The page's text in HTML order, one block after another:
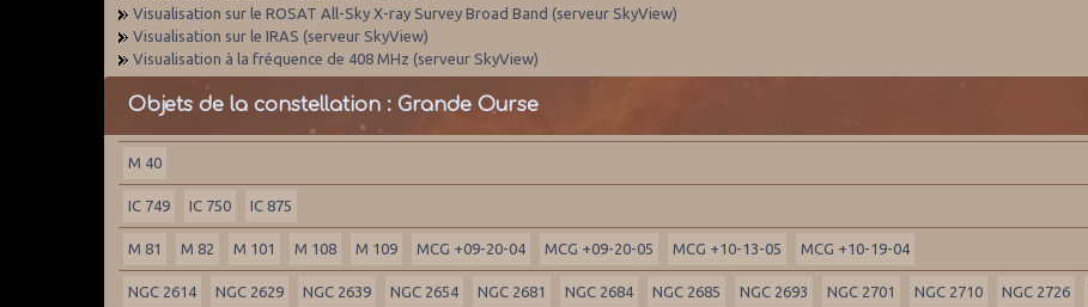
Visualisation sur le ROSAT All-Sky X-ray Survey Broad Band (serveur SkyView)
Visualisation sur le IRAS (serveur SkyView)
Visualisation à la fréquence de 408 MHz (serveur SkyView)
Objets de la constellation : Grande Ourse
M 40
IC 749 IC 750 IC 875
M 81 M 82 M 101 M 108 M 109 MCG +09-20-04 MCG +09-20-05 MCG +10-13-05 MCG +10-19-04
NGC 2614 NGC 2629 NGC 2639 NGC 2654 NGC 2681 NGC 2684 NGC 2685 NGC 2693 NGC 2701 NGC 2710 NGC 2726